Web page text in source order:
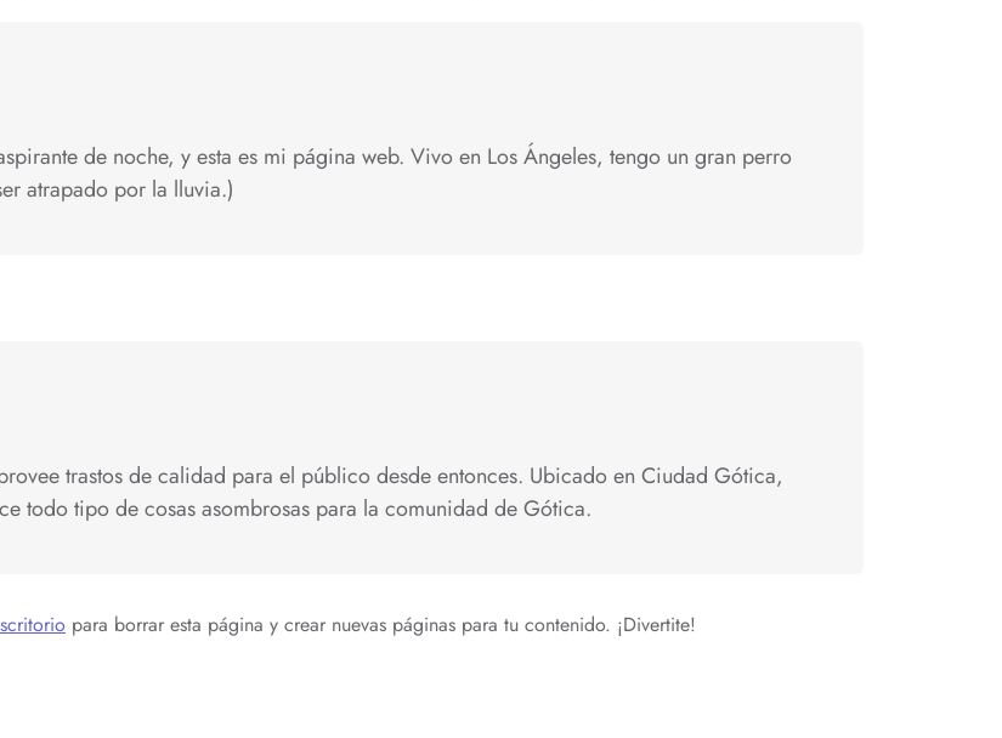
de noche, y esta es mi página web. Vivo en Los Ángeles, tengo un gran perro
atrapado por la lluvia.)
trastos de calidad para el público desde entonces. Ubicado en Ciudad Gótica,
todo tipo de cosas asombrosas para la comunidad de Gótica.
para borrar esta página y crear nuevas páginas para tu contenido. ¡Divertite!